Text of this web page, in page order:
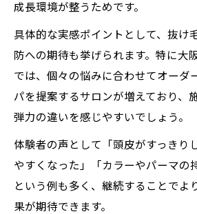
成長環境が整うためです。
具体的な実感ポイントとして、抜け
防への期待も挙げられます。特に大
では、個々の悩みに合わせてオーダ
パを提案するサロンが増えており、
弾力の違いを感じやすいでしょう。
体験者の声として「頭皮がすっきり
やすくなった」「カラーやパーマの
という例も多く、継続することでよ
果が期待できます。